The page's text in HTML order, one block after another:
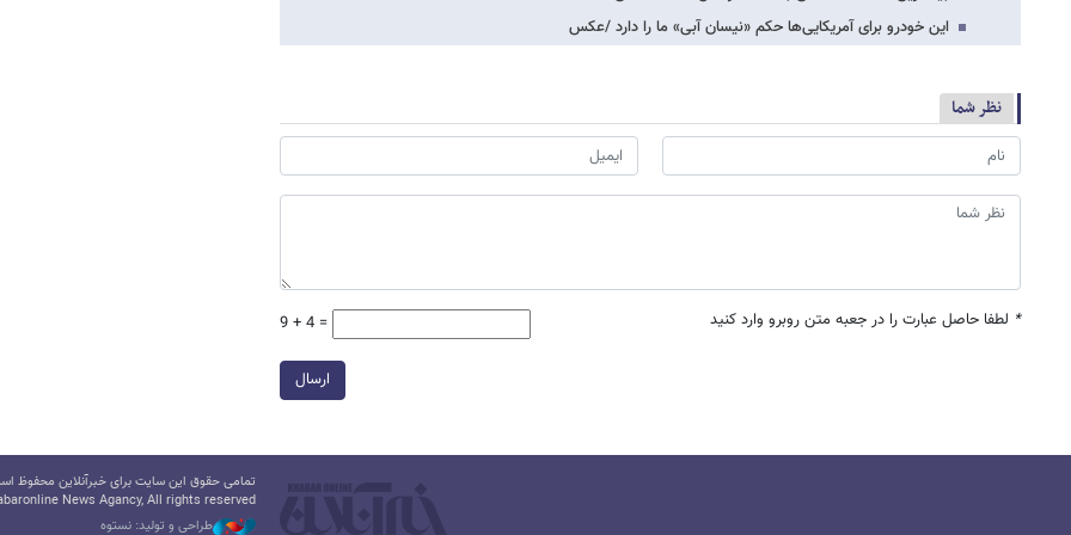
این خودرو برای آمریکایی‌ها حکم «نیسان آبی» ما را دارد /عکس
نظر شما
* لطفا حاصل عبارت را در جعبه متن روبرو وارد کنید 9 + 4 =
ارسال
تمامی حقوق این سایت برای خبرآنلاین محفوظ
News Agancy, All rights reserved
طراحی و تولید: نستوه